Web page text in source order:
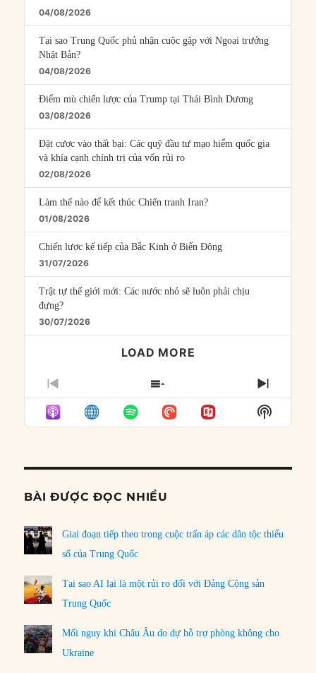
04/08/2026
Tại sao Trung Quốc phủ nhận cuộc gặp với Ngoại trưởng
Nhật Bản?
04/08/2026
Điểm mù chiến lược của Trump tại Thái Bình Dương
03/08/2026
Đặt cược vào thất bại: Các quỹ đầu tư mạo hiểm quốc gia
và khía cạnh chính trị của vốn rủi ro
02/08/2026
Làm thế nào để kết thúc Chiến tranh Iran?
01/08/2026
Chiến lược kế tiếp của Bắc Kinh ở Biển Đông
31/07/2026
Trật tự thế giới mới: Các nước nhỏ sẽ luôn phải chịu
đựng?
30/07/2026
LOAD MORE
PREVIOUS
EPISODE
SHOW
EPISODES
LIST
NEXT
Show
Podcast
BÀI ĐƯỢC ĐỌC NHIỀU
Giai đoạn tiếp theo trong cuộc trấn áp các dân tộc thiểu
số của Trung Quốc
Tại sao AI lại là một rủi ro đối với Đảng Cộng sản
Trung Quốc
Mối nguy khi Châu Âu do dự hỗ trợ phòng không cho
Ukraine